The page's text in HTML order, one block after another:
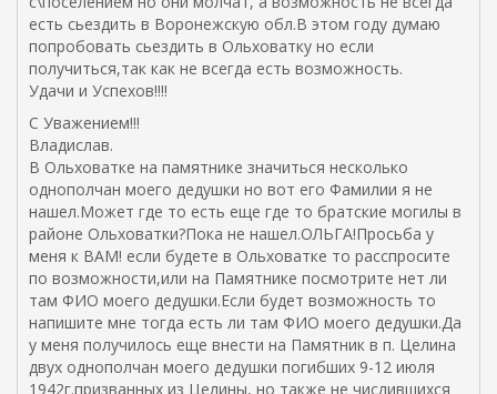
есть сьездить в Воронежскую обл.В этом году думаю
попробовать сьездить в Ольховатку но если
получиться,так как не всегда есть возможность.
Удачи и Успехов!!!!
С Уважением!!!
Владислав.
В Ольховатке на памятнике значиться несколько
однополчан моего дедушки но вот его Фамилии я не
нашел.Может где то есть еще где то братские могилы в
районе Ольховатки?Пока не нашел.ОЛЬГА!Просьба у
меня к ВАМ! если будете в Ольховатке то расспросите
по возможности,или на Памятнике посмотрите нет ли
там ФИО моего дедушки.Если будет возможность то
напишите мне тогда есть ли там ФИО моего дедушки.Да
у меня получилось еще внести на Памятник в п. Целина
двух однополчан моего дедушки погибших 9-12 июля
1942г.призванных из Целины, но также не числившихся